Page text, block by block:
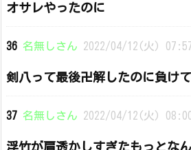
オサレやったのに
36 名無しさん 2022/04/12(火)
剣八って最後卍解したのに負け
37 名無しさん 2022/04/12(火)
浮竹が肩透かしすぎたもっとな